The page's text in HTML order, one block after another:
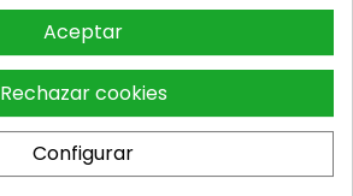
Aceptar
Rechazar cookies
Configurar